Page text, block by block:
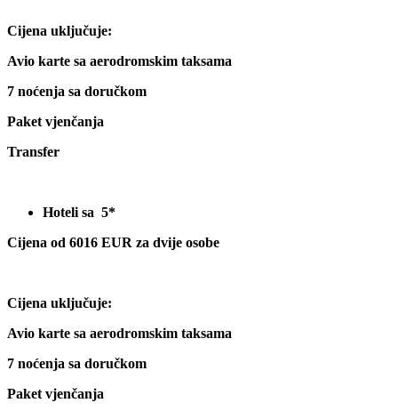
Cijena uključuje:
Avio karte sa aerodromskim taksama
7 noćenja sa doručkom
Paket vjenčanja
Transfer
Hoteli sa 5*
Cijena od 6016 EUR za dvije osobe
Cijena uključuje:
Avio karte sa aerodromskim taksama
7 noćenja sa doručkom
Paket vjenčanja